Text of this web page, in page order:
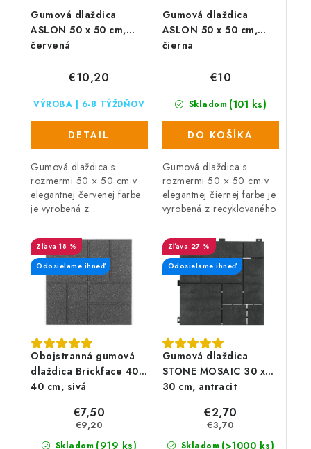
Gumová dlaždica
ASLON 50 x 50 cm,
červená
VÝROBA | 6-8 TÝŽDŇOV
€10,20
DETAIL
Gumová dlaždica s
rozmermi 50 × 50 cm v
elegantnej červenej farbe
je vyrobená z
granulátu. Ponúka
protišmykový povrch,
priepustnosť vody a
rýchle...
Gumová dlaždica
ASLON 50 x 50 cm,
čierna
Skladom (101 ks)
€10
DO KOŠÍKA
Gumová dlaždica s
rozmermi 50 × 50 cm v
elegantnej čiernej farbe je
vyrobená z recyklovaného
Ponúka protišmykový
povrch, priepustnosť vody
a rýchle...
Obojstranná gumová
dlaždica Brickface 40 x
40 cm, sivá
18 %
Odosielame ihneď
Skladom (919 ks)
€7,50
€9,20
Gumová dlaždica
STONE MOSAIC 30 x
30 cm, antracit
27 %
Odosielame ihneď
Skladom (>1000 ks)
€2,70
€3,70